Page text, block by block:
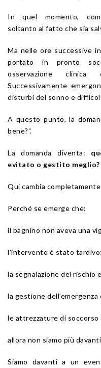
In quel momento,
soltanto al fatto che sia
Ma nelle ore successive
portato in pronto
osservazione
Successivamente
disturbi del sonno e
A questo punto, la
bene?”.
La domanda diventa:
evitato o gestito meglio?
Qui cambia
Perché se emerge che:
il bagnino non aveva una
l’intervento è stato tardivo;
la segnalazione del rischio
la gestione
le attrezzature di soccorso
allora non siamo più
Siamo davanti a un